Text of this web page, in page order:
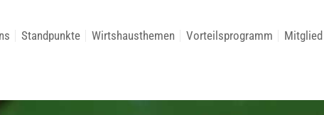
Standpunkte Wirtshausthemen Vorteilsprogramm Mitglied